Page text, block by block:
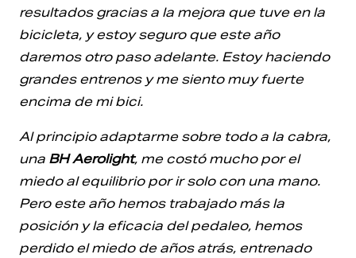
resultados gracias a la mejora que tuve en la
bicicleta, y estoy seguro que este año
daremos otro paso adelante. Estoy haciendo
grandes entrenos y me siento muy fuerte
encima de mi bici.
Al principio adaptarme sobre todo a la cabra,
una BH Aerolight, me costó mucho por el
miedo al equilibrio por ir solo con una mano.
Pero este año hemos trabajado más la
posición y la eficacia del pedaleo, hemos
perdido el miedo de años atrás, entrenado